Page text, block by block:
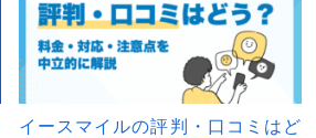
イースマイルの評判・口コミはど